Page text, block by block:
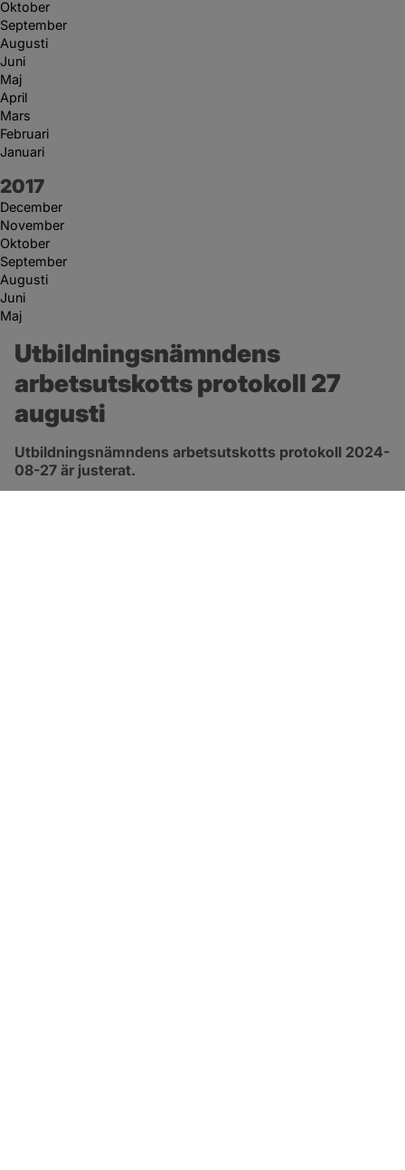
Oktober
September
Augusti
Juni
Maj
April
Mars
Februari
Januari
År:
2017
December
November
Oktober
September
Augusti
Juni
Maj
Utbildningsnämndens
arbetsutskotts protokoll 27
augusti
Utbildningsnämndens arbetsutskotts protokoll 2024-
08-27 är justerat.